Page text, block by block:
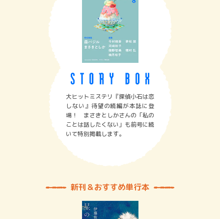
大ヒットミステリ『探偵小石は恋
しない』待望の続編が本誌に登
場！ まさきとしかさんの「私の
ことは話したくない」も前号に続
いて特別掲載します。
新刊＆おすすめ単行本